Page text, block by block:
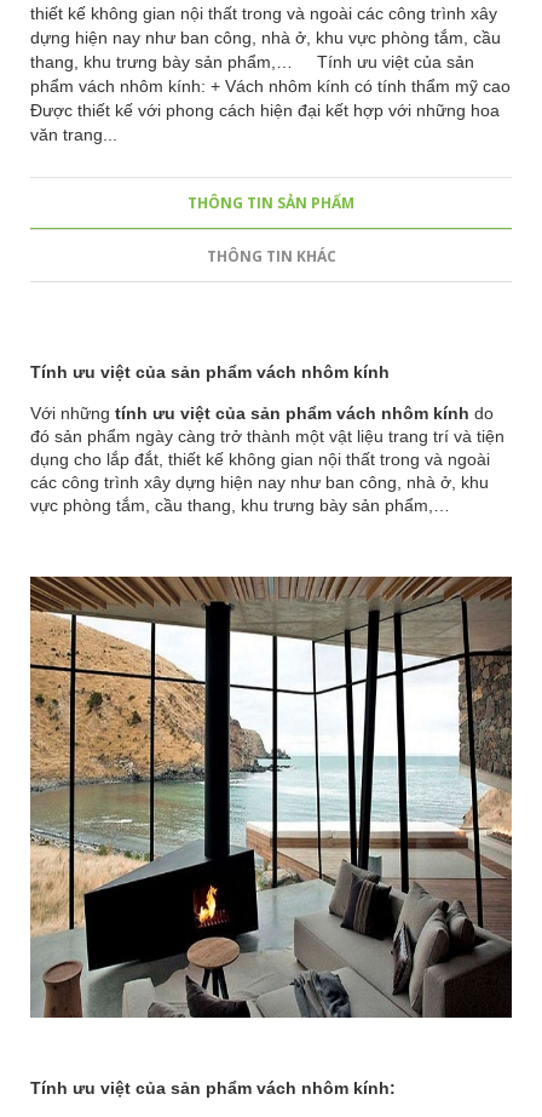
thiết kế không gian nội thất trong và ngoài các công trình xây
dựng hiện nay như ban công, nhà ở, khu vực phòng tắm, cầu
thang, khu trưng bày sản phẩm,… Tính ưu việt của sản
phẩm vách nhôm kính: + Vách nhôm kính có tính thẩm mỹ cao
Được thiết kế với phong cách hiện đại kết hợp với những hoa
văn trang...
THÔNG TIN SẢN PHẨM
THÔNG TIN KHÁC
Tính ưu việt của sản phẩm vách nhôm kính
Với những tính ưu việt của sản phẩm vách nhôm kính do
đó sản phẩm ngày càng trở thành một vật liệu trang trí và tiện
dụng cho lắp đắt, thiết kế không gian nội thất trong và ngoài
các công trình xây dựng hiện nay như ban công, nhà ở, khu
vực phòng tắm, cầu thang, khu trưng bày sản phẩm,…
Tính ưu việt của sản phẩm vách nhôm kính: